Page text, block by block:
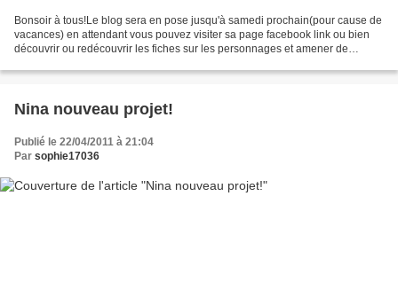
Bonsoir à tous!Le blog sera en pose jusqu'à samedi prochain(pour cause de
vacances) en attendant vous pouvez visiter sa page facebook link ou bien
découvrir ou redécouvrir les fiches sur les personnages et amener de
Nina nouveau projet!
Publié le 22/04/2011 à 21:04
Par sophie17036